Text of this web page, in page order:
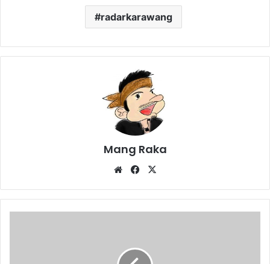
radarkarawang
Mang Raka
WebsiteFacebook